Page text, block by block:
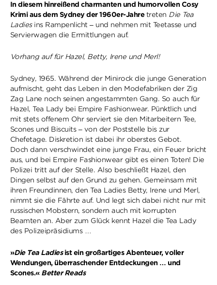
In diesem hinreißend charmanten und humorvollen Cosy
Krimi aus dem Sydney der 1960er-Jahretreten Die Tea
Ladies ins Rampenlicht – und nehmen mit Teetasse und
Servierwagen die Ermittlungen auf.
Vorhang auf für Hazel, Betty, Irene und Merl!
Sydney, 1965. Während der Minirock die junge Generation
aufmischt, geht das Leben in den Modefabriken der Zig
Zag Lane noch seinen angestammten Gang. So auch für
Hazel, Tea Lady bei Empire Fashionwear. Pünktlich und
mit stets offenem Ohr serviert sie den Mitarbeitern Tee,
Scones und Biscuits – von der Poststelle bis zur
Chefetage. Diskretion ist dabei ihr oberstes Gebot.
Doch dann verschwindet eine junge Frau, ein Feuer bricht
aus, und bei Empire Fashionwear gibt es einen Toten! Die
Polizei tritt auf der Stelle. Also beschließt Hazel, den
Dingen selbst auf den Grund zu gehen. Gemeinsam mit
ihren Freundinnen, den Tea Ladies Betty, Irene und Merl,
nimmt sie die Fährte auf. Und legt sich dabei nicht nur mit
russischen Mobstern, sondern auch mit korrupten
Beamten an. Aber zum Glück kennt Hazel die Tea Lady
des Polizeipräsidiums …
»Die Tea Ladiesist ein großartiges Abenteuer, voller
Wendungen, überraschender Entdeckungen … und
Scones.«Better Reads